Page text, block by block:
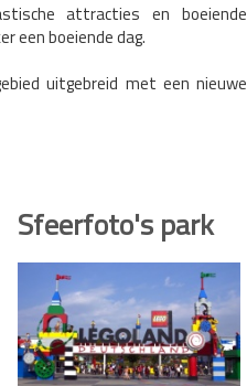
attracties en boeiende
een boeiende dag.
uitgebreid met een nieuwe
Sfeerfoto's park